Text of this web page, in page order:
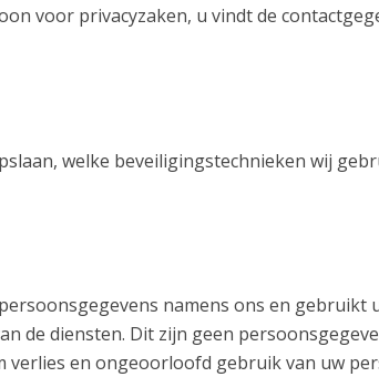
voor privacyzaken, u vindt de
welke beveiligingstechnieken wij
namens ons en gebruikt
de diensten. Dit zijn geen
en ongeoorloofd gebruik van uw